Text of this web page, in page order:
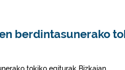
berdintasunerako